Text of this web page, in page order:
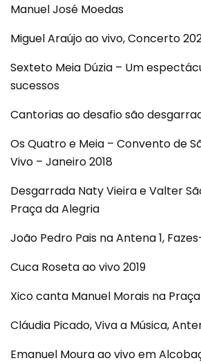
Manuel José Moedas
Miguel Araújo ao vivo, Concerto
Sexteto Meia Dúzia – Um
sucessos
Cantorias ao desafio são
Os Quatro e Meia – Convento de
Vivo – Janeiro 2018
Desgarrada Naty Vieira e Valter
Praça da Alegria
João Pedro Pais na Antena 1,
Cuca Roseta ao vivo 2019
Xico canta Manuel Morais na
Cláudia Picado, Viva a Música,
Emanuel Moura ao vivo em